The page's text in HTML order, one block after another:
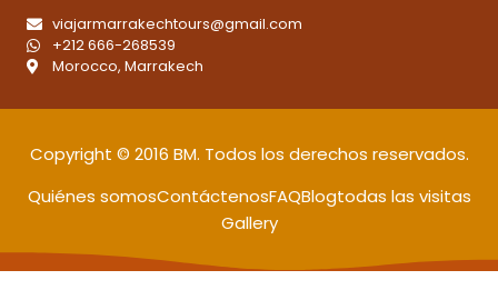
viajarmarrakechtours@gmail.com
+212 666-268539
Morocco, Marrakech
Copyright © 2016 BM. Todos los derechos reservados.
Quiénes somosContáctenosFAQBlogtodas las visitas
Gallery